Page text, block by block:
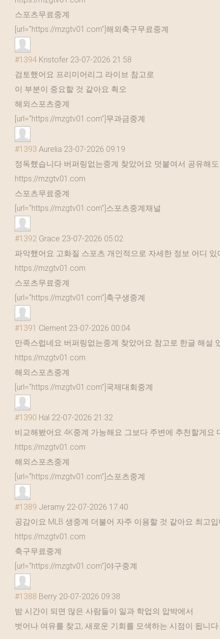
스포츠무료중계
[url=“https://mzgtv01.com"]해외축구무료중계
#1394 Kristofer 23-07-2026 21:58
검토했어요 프리미어리그 라이브 참고로
이 부분이 중요할 것 같아요 쵝오
해외스포츠중계
[url=“https://mzgtv01.com"]무과금중계
#1393 Aurelia 23-07-2026 09:19
정독했습니다 버퍼링없는중계 찾았어요 덧붙여서 공유해
https://mzgtv01.com
스포츠무료중계
[url=“https://mzgtv01.com"]스포츠중계채널
#1392 Grace 23-07-2026 05:02
파악했어요 고화질 스포츠 개인적으로 자세한 정보 어디 있
https://mzgtv01.com
스포츠무료중계
[url=“https://mzgtv01.com"]축구생중계
#1391 Clement 23-07-2026 00:04
만족스럽네요 버퍼링없는중계 찾았어요 참고로 한글 해설
https://mzgtv01.com
해외스포츠중계
[url=“https://mzgtv01.com"]국제대회중계
#1390 Hal 22-07-2026 21:32
비교해봤어요 4K중계 가능해요 그보다 주변에 추천할게요
https://mzgtv01.com
해외스포츠중계
[url=“https://mzgtv01.com"]스포츠중계
#1389 Jeramy 22-07-2026 17:40
공감이요 MLB 생중계 더불어 자주 이용할 것 같아요 최고
https://mzgtv01.com
축구무료중계
[url=“https://mzgtv01.com"]야구중계
#1388 Berry 20-07-2026 09:38
밤 시간이 되면 많은 사람들이 일과 학업의 압박에서
벗어나 여유를 찾고, 새로운 기회를 모색하는 시점이 됩니다.